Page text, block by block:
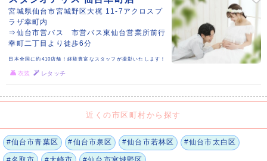
宮城県仙台市宮城野区大梶 11-7アクロスプ
ラザ幸町内
⇒仙台市営バス 市営バス東仙台営業所前行
幸町二丁目より徒歩6分
日本全国に約410店舗！経験豊富なスタッフが撮影いたします！
衣装 レタッチ
近くの市区町村から探す
#仙台市青葉区 #仙台市泉区 #仙台市若林区 #仙台市太白区